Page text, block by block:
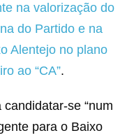
na valorização do
do Partido e na
Alentejo no plano
ao “CA”.
se “num
para o Baixo